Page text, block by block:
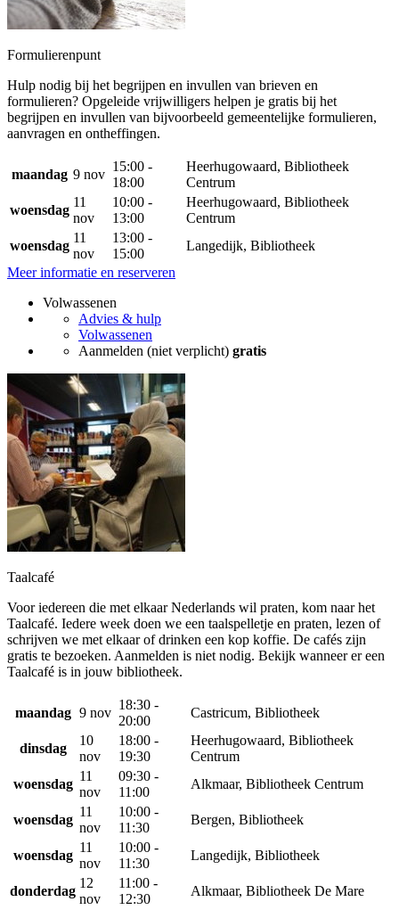
Formulierenpunt
Hulp nodig bij het begrijpen en invullen van brieven en
formulieren? Opgeleide vrijwilligers helpen je gratis bij het
begrijpen en invullen van bijvoorbeeld gemeentelijke formulieren,
aanvragen en ontheffingen.
maandag 9 nov
15:00 -
18:00
Heerhugowaard, Bibliotheek
Centrum
woensdag
11
nov
10:00 -
13:00
Heerhugowaard, Bibliotheek
Centrum
woensdag
11
nov
13:00 -
15:00
Langedijk, Bibliotheek
Meer informatie en reserveren
Volwassenen
Advies & hulp
Volwassenen
Aanmelden (niet verplicht) gratis
Taalcafé
Voor iedereen die met elkaar Nederlands wil praten, kom naar het
Taalcafé. Iedere week doen we een taalspelletje en praten, lezen of
schrijven we met elkaar of drinken een kop koffie. De cafés zijn
gratis te bezoeken. Aanmelden is niet nodig. Bekijk wanneer er een
Taalcafé is in jouw bibliotheek.
maandag 9 nov
18:30 -
20:00
Castricum, Bibliotheek
dinsdag
10
nov
18:00 -
19:30
Heerhugowaard, Bibliotheek
Centrum
woensdag
11
nov
09:30 -
11:00
Alkmaar, Bibliotheek Centrum
woensdag
11
nov
10:00 -
11:30
Bergen, Bibliotheek
woensdag
11
nov
10:00 -
11:30
Langedijk, Bibliotheek
donderdag
12
nov
11:00 -
12:30
Alkmaar, Bibliotheek De Mare